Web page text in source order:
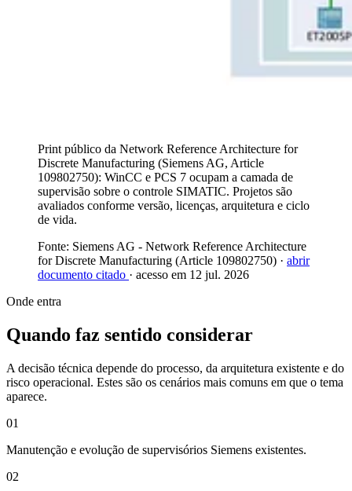
Print público da Network Reference Architecture for
Discrete Manufacturing (Siemens AG, Article
109802750): WinCC e PCS 7 ocupam a camada de
supervisão sobre o controle SIMATIC. Projetos são
avaliados conforme versão, licenças, arquitetura e ciclo
de vida.
Fonte: Siemens AG - Network Reference Architecture
for Discrete Manufacturing (Article 109802750) · abrir
documento citado · acesso em 12 jul. 2026
Onde entra
Quando faz sentido considerar
A decisão técnica depende do processo, da arquitetura existente e do
risco operacional. Estes são os cenários mais comuns em que o tema
aparece.
01
Manutenção e evolução de supervisórios Siemens existentes.
02